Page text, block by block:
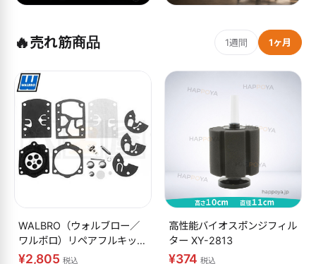
🔥売れ筋商品 1週間 1ヶ月
WALBRO（ウォルブロー／
ワルボロ）リペアフルキット
K10-WB
¥2,805 税込
高性能バイオスポンジフィル
ター XY-2813
¥374税込